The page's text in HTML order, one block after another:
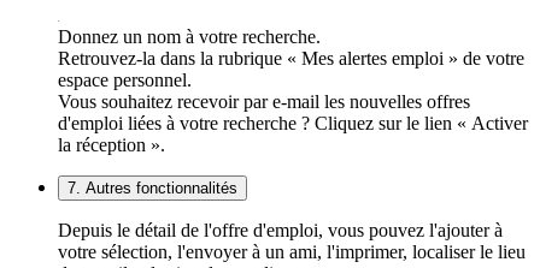
Donnez un nom à votre recherche.
Retrouvez-la dans la rubrique « Mes alertes emploi » de votre
espace personnel.
Vous souhaitez recevoir par e-mail les nouvelles offres
d'emploi liées à votre recherche ? Cliquez sur le lien « Activer
la réception ».
7. Autres fonctionnalités
Depuis le détail de l'offre d'emploi, vous pouvez l'ajouter à
votre sélection, l'envoyer à un ami, l'imprimer, localiser le lieu